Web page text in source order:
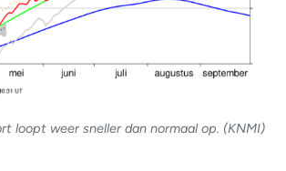
loopt weer sneller dan normaal op. (KNMI)